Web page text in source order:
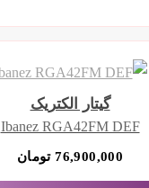
گیتار الکتریک
Ibanez RGA42FM DEF
76,900,000 تومان